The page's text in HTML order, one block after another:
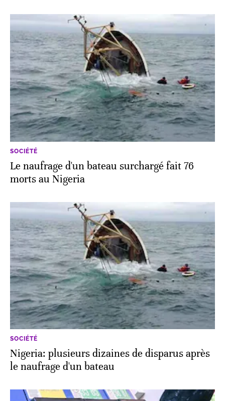
SOCIÉTÉ
Le naufrage d'un bateau surchargé fait 76
morts au Nigeria
SOCIÉTÉ
Nigeria: plusieurs dizaines de disparus après
le naufrage d'un bateau